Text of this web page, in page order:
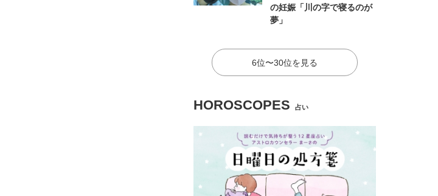
の妊娠「川の字で寝るのが
夢」
6位〜30位を見る
HOROSCOPES 占い